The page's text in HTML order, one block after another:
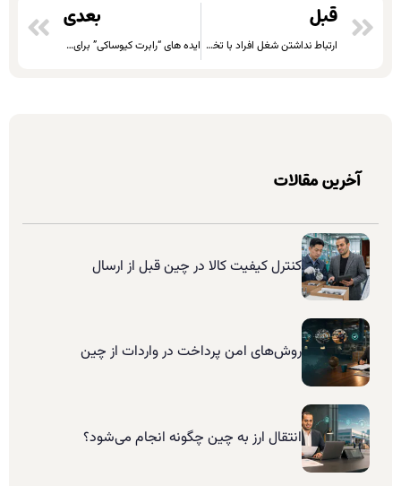
قبل
ارتباط نداشتن شغل افراد با تخصص آنها!!
بعدی
ایده های “رابرت کیوساکی” برای پولدار شدن
آخرین مقالات
کنترل کیفیت کالا در چین قبل از ارسال
روش‌های امن پرداخت در واردات از چین
انتقال ارز به چین چگونه انجام می‌شود؟